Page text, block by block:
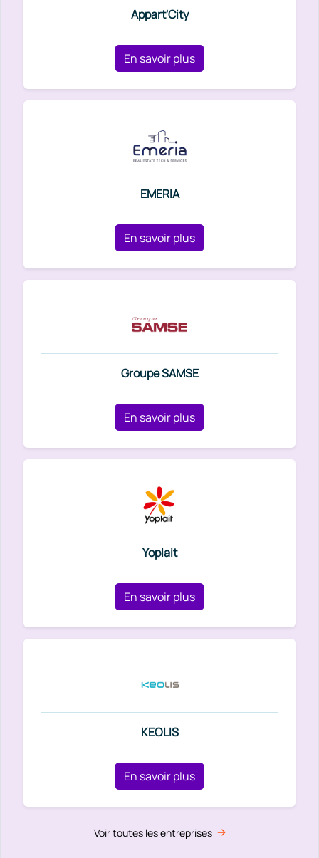
Appart'City
En savoir plus
EMERIA
En savoir plus
Groupe SAMSE
En savoir plus
Yoplait
En savoir plus
KEOLIS
En savoir plus
Voir toutes les entreprises